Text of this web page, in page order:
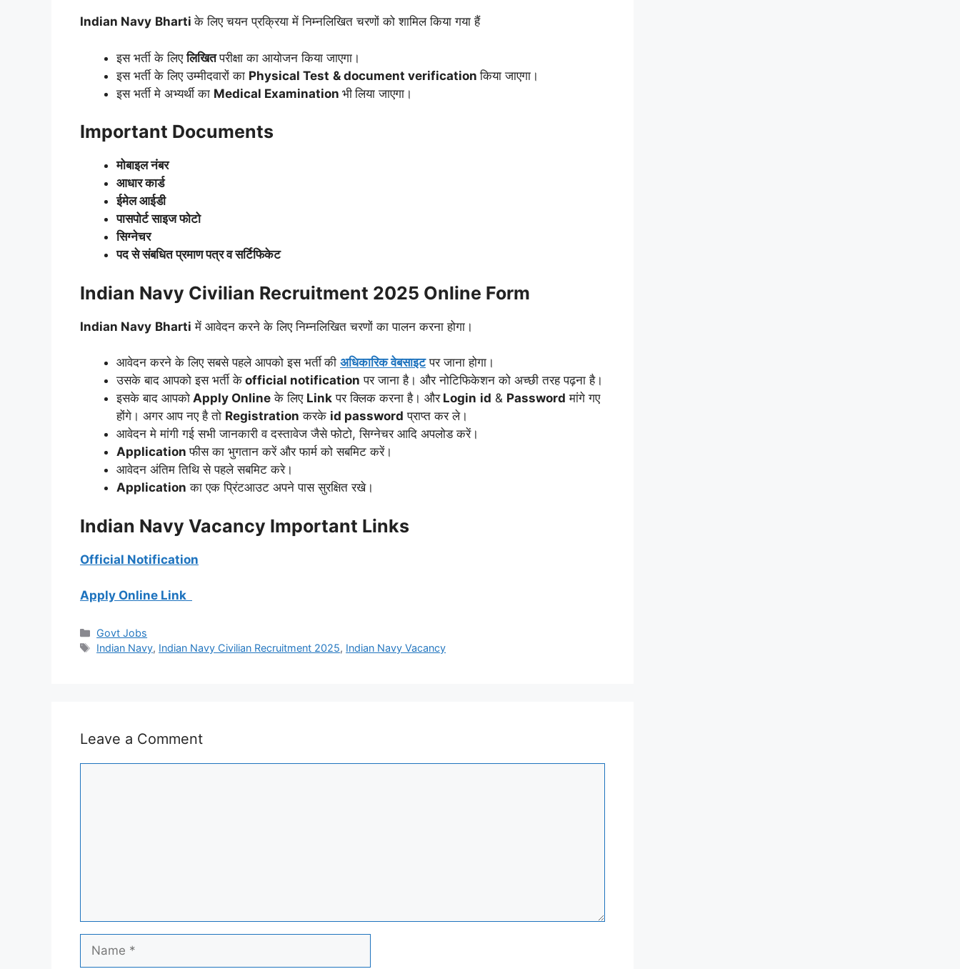
Indian Navy Bhartiके लिए चयन प्रक्रिया में निम्नलिखित चरणों को शामिल किया गया हैं
इस भर्ती के लिएलिखितपरीक्षा का आयोजन किया जाएगा।
इस भर्ती के लिए उम्मीदवारों का Physical Test & document verificationकिया जाएगा।
इस भर्ती मे अभ्यर्थी का Medical Examination भी लिया जाएगा।
Important Documents
मोबाइल नंबर
आधार कार्ड
ईमेल आईडी
पासपोर्ट साइज फोटो
सिग्नेचर
पद से संबधित प्रमाण पत्र व सर्टिफिकेट
Indian Navy Civilian Recruitment 2025 Online Form
Indian Navy Bharti में आवेदन करने के लिए निम्नलिखित चरणों का पालन करना होगा।
आवेदन करने के लिए सबसे पहले आपको इस भर्ती की अधिकारिक वेबसाइटपर जाना होगा।
उसके बाद आपको इस भर्ती के official notification पर जाना है। और नोटिफिकेशन को अच्छी तरह पढ़ना है।
इसके बाद आपको Apply Online के लिए Link पर क्लिक करना है। औरLogin id & Password मांगे गए
होंगे। अगर आप नए है तो Registration करके id password प्राप्त कर ले।
आवेदन मे मांगी गई सभी जानकारी व दस्तावेज जैसे फोटो, सिग्नेचर आदि अपलोड करें।
Applicationफीस का भुगतान करें और फार्म को सबमिट करें।
आवेदन अंतिम तिथि से पहले सबमिट करे।
Application का एक प्रिंटआउट अपने पास सुरक्षित रखे।
Indian Navy Vacancy Important Links
Official Notification
Apply Online Link
Categories
Govt Jobs
Tags
Indian Navy, Indian Navy Civilian Recruitment 2025, Indian Navy Vacancy
Leave a Comment
Name